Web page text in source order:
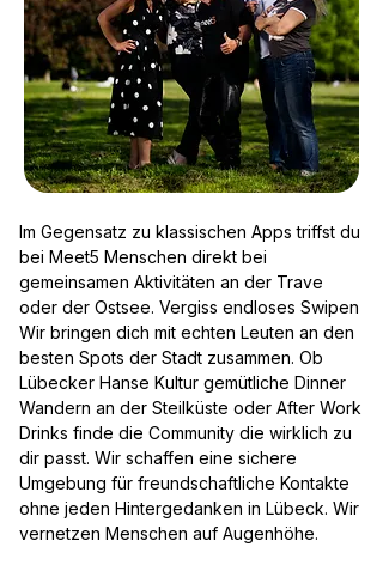
Im Gegensatz zu klassischen Apps triffst du
bei Meet5 Menschen direkt bei
gemeinsamen Aktivitäten an der Trave
oder der Ostsee. Vergiss endloses Swipen
Wir bringen dich mit echten Leuten an den
besten Spots der Stadt zusammen. Ob
Lübecker Hanse Kultur gemütliche Dinner
Wandern an der Steilküste oder After Work
Drinks finde die Community die wirklich zu
dir passt. Wir schaffen eine sichere
Umgebung für freundschaftliche Kontakte
ohne jeden Hintergedanken in Lübeck. Wir
vernetzen Menschen auf Augenhöhe.